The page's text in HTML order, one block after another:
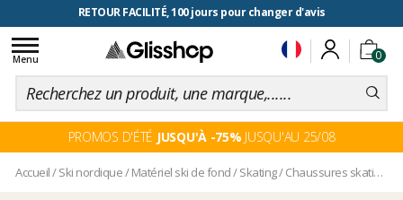
RETOUR FACILITÉ, 100 jours pour changer d'avis
0
Toggle
navigation
Menu
PROMOS D'ÉTÉ JUSQU'À -75% JUSQU'AU 25/08
Accueil/Ski nordique/Matériel ski de fond/Skating/Chaussures skating